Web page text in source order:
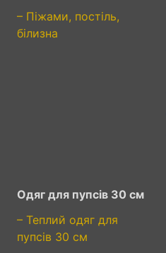
– Піжами, постіль,
білизна
Одяг для пупсів 30 см
– Теплий одяг для
пупсів 30 см